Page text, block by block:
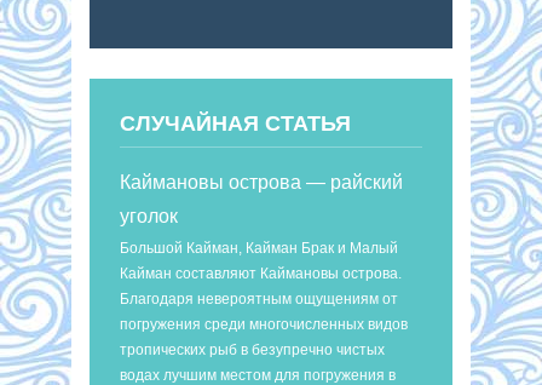
СЛУЧАЙНАЯ СТАТЬЯ
Каймановы острова — райский
уголок
Большой Кайман, Кайман Брак и Малый
Кайман составляют Каймановы острова.
Благодаря невероятным ощущениям от
погружения среди многочисленных видов
тропических рыб в безупречно чистых
водах лучшим местом для погружения в